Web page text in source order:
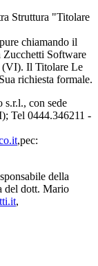
Struttura "Titolare
chiamando il
Zucchetti Software
(VI). Il Titolare Le
richiesta formale.
con sede
Tel 0444.346211 -
,pec:
della
del dott. Mario
,